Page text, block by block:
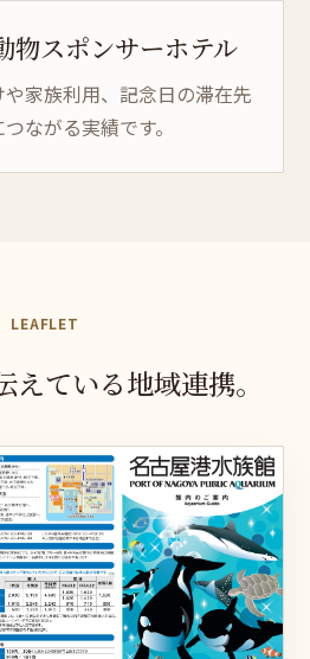
物スポンサーホテル
家族利用、記念日の滞在先
ながる実績です。
LEAFLET
えている地域連携。